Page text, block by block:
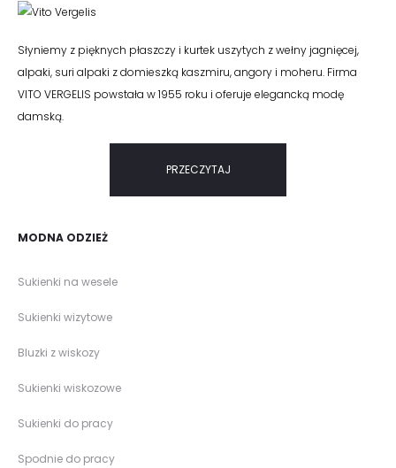
Słyniemy z pięknych płaszczy i kurtek uszytych z wełny jagnięcej,
alpaki, suri alpaki z domieszką kaszmiru, angory i moheru. Firma
VITO VERGELIS powstała w 1955 roku i oferuje elegancką modę
damską.
PRZECZYTAJ
MODNA ODZIEŻ
Sukienki na wesele
Sukienki wizytowe
Bluzki z wiskozy
Sukienki wiskozowe
Sukienki do pracy
Spodnie do pracy